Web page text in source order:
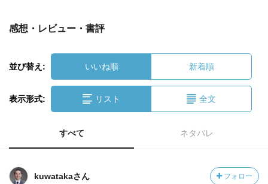
感想・レビュー・書評
並び替え: いいね順 新着順
表示形式: リスト 全文
すべて ネタバレ
kuwatakaさん フォロー